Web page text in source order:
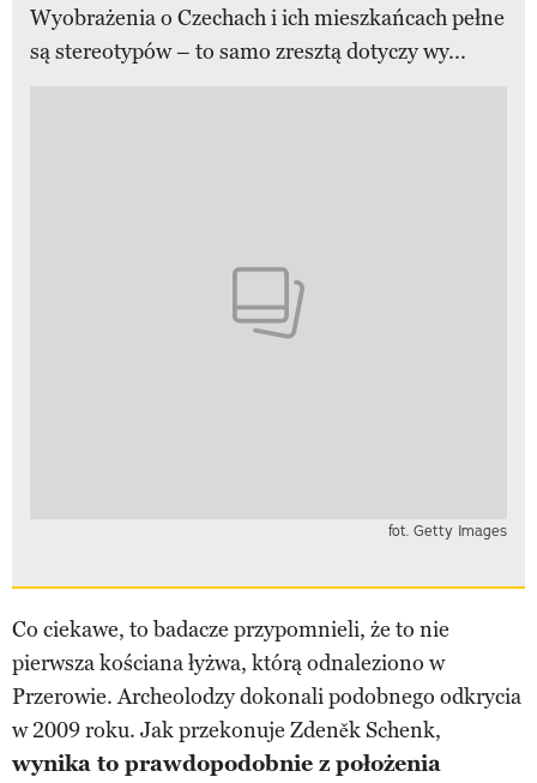
Wyobrażenia o Czechach i ich mieszkańcach pełne
są stereotypów – to samo zresztą dotyczy wy...
fot. Getty Images
Co ciekawe, to badacze przypomnieli, że to nie
pierwsza kościana łyżwa, którą odnaleziono w
Przerowie. Archeolodzy dokonali podobnego odkrycia
w 2009 roku. Jak przekonuje Zdeněk Schenk,
wynika to prawdopodobnie z położenia